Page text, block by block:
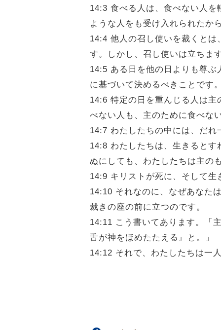
14:3 食べる人は、食べない人
ような人をも受け入れられたか
14:4 他人の召し使いを裁くと
す。しかし、召し使いは立ちま
14:5 ある日を他の日よりも尊
に基づいて決めるべきことです。
14:6 特定の日を重んじる人は主
べない人も、主のために食べな
14:7 わたしたちの中には、だれ
14:8 わたしたちは、生きると
ぬにしても、わたしたちは主の
14:9 キリストが死に、そして生
14:10 それなのに、なぜあなた
裁きの座の前に立つのです。
14:11 こう書いてあります。「
舌が神をほめたたえる』と。」
14:12 それで、わたしたちは一